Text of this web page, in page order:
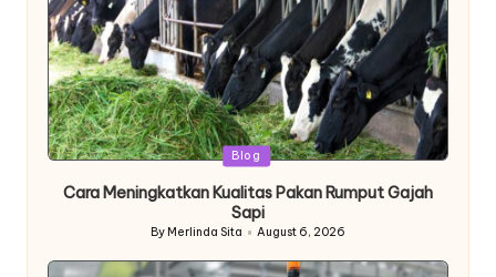
Posted
Blog
Cara Meningkatkan Kualitas Pakan Rumput Gajah
Sapi
Posted
By Merlinda Sita August 6, 2026